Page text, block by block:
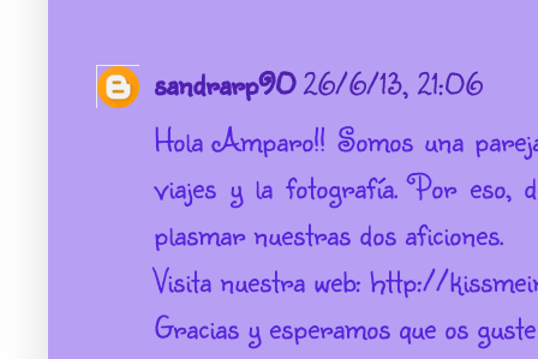
sandrarp9026/6/13, 21:06
Hola Amparo!! Somos una
viajes y la fotografía. Por eso,
plasmar nuestras dos aficiones.
Visita nuestra web: http://
Gracias y esperamos que os